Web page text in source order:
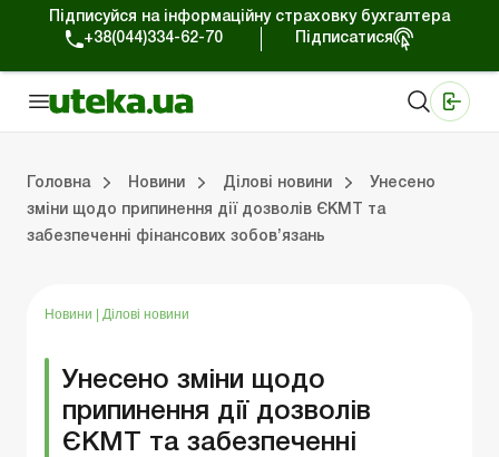
Підписуйся на інформаційну страховку бухгалтера
+38(044)334-62-70
Підписатися
Головна Новини Ділові новини
Унесено
зміни щодо припинення дії дозволів ЄКМТ та
забезпеченні фінансових зобов’язань
Новини Ділові новини
Унесено зміни щодо
припинення дії дозволів
ЄКМТ та забезпеченні